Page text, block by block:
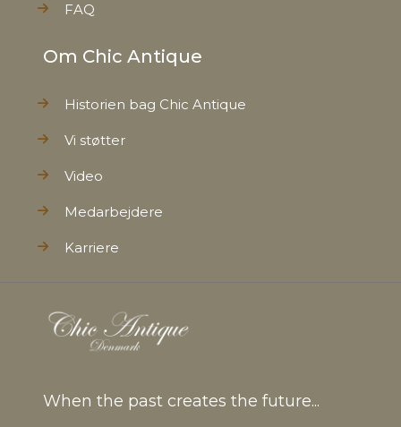
FAQ
Om Chic Antique
Historien bag Chic Antique
Vi støtter
Video
Medarbejdere
Karriere
When the past creates the future...